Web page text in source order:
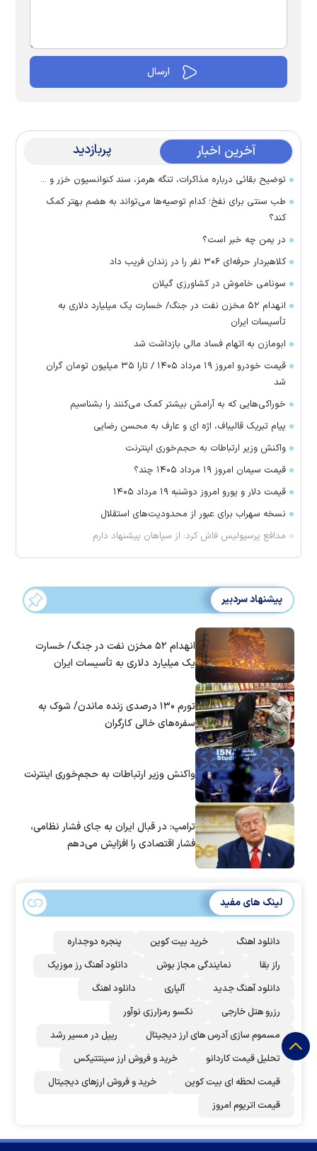
آخرین اخبار پربازدید
توضیح بقائی درباره مذاکرات، تنگه هرمز، سند کنوانسیون خزر و ...
طب سنتی برای نفخ؛ کدام توصیه‌ها می‌تواند به هضم بهتر کمک
کند؟
در یمن چه خبر است؟
کلاهبردار حرفه‌ای ۳۰۶ نفر را در زندان فریب داد
سونامی خاموش در کشاورزی گیلان
انهدام ۵۲ مخزن نفت در جنگ/ خسارت یک میلیارد دلاری به
تأسیسات ایران
ابومازن به اتهام فساد مالی بازداشت شد
قیمت خودرو امروز ۱۹ مرداد ۱۴۰۵ / تارا ۳۵ میلیون تومان گران
شد
خوراکی‌هایی که به آرامش بیشتر کمک می‌کنند را بشناسیم
پیام تبریک قالیباف، اژه ای و عارف به محسن رضایی
واکنش وزیر ارتباطات به حجم‌خوری اینترنت
قیمت سیمان امروز ۱۹ مرداد ۱۴۰۵ چند؟
قیمت دلار و یورو امروز دوشنبه ۱۹ مرداد ۱۴۰۵
نسخه سهراب برای عبور از محدودیت‌های استقلال
مدافع پرسپولیس فاش کرد: از سپاهان پیشنهاد دارم
پیشنهاد سردبیر
انهدام ۵۲ مخزن نفت در جنگ/ خسارت
یک میلیارد دلاری به تأسیسات ایران
تورم ۱۳۰ درصدی زنده ماندن/ شوک به
سفره‌های خالی کارگران
واکنش وزیر ارتباطات به حجم‌خوری اینترنت
ترامپ: در قبال ایران به جای فشار نظامی،
فشار اقتصادی را افزایش می‌دهم
لینک های مفید
دانلود اهنگ خرید بیت کوین
پنجره دوجداره
راز بقا
نمایندگی مجاز بوش
دانلود آهنگ رز‌ موزیک
دانلود آهنگ جدید
آلپاری
دانلود اهنگ
رزرو هتل خارجی
نکسو رمزارزی نوآور
مسموم سازی آدرس های ارز دیجیتال
ریپل در مسیر رشد
تحلیل قیمت کاردانو
خرید و فروش ارز سینتتیکس
قیمت لحظه ای بیت کوین
خرید و فروش ارزهای دیجیتال
قیمت اتریوم امروز